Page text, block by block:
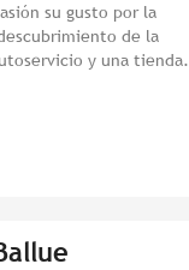
su gusto por la
de la
y una tienda.